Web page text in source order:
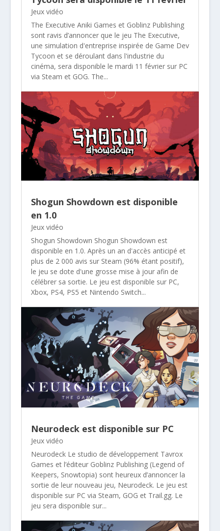
Jeux vidéo
The Executive Aniki Games et Goblinz Publishing
sont ravis d’annoncer que le jeu The Executive,
une simulation d'entreprise inspirée de Game Dev
Tycoon et se déroulant dans l'industrie du
cinéma, sera disponible le mardi 11 février sur PC
via Steam et GOG. The...
Shogun Showdown est disponible
en 1.0
Jeux vidéo
Shogun Showdown Shogun Showdown est
disponible en 1.0. Après un an d'accès anticipé et
plus de 2 000 avis sur Steam (96% étant positif),
le jeu se dote d'une grosse mise à jour afin de
célébrer sa sortie. Le jeu est disponible sur PC,
Xbox, PS4, PS5 et Nintendo Switch...
Neurodeck est disponible sur PC
Jeux vidéo
Neurodeck Le studio de développement Tavrox
Games et l’éditeur Goblinz Publishing (Legend of
Keepers, Snowtopia) sont heureux d’annoncer la
sortie de leur nouveau jeu, Neurodeck. Le jeu est
disponible sur PC via Steam, GOG et Trail.gg. Le
jeu sera disponible sur...